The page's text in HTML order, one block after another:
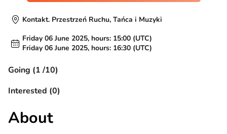
Kontakt. Przestrzeń Ruchu, Tańca i Muzyki
Friday 06 June 2025, hours: 15:00 (UTC)
Friday 06 June 2025, hours: 16:30 (UTC)
Going (1 /10)
Interested (0)
About